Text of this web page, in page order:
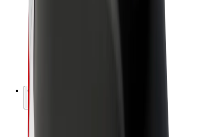
Gūsti ieņēmumus ar Bolt